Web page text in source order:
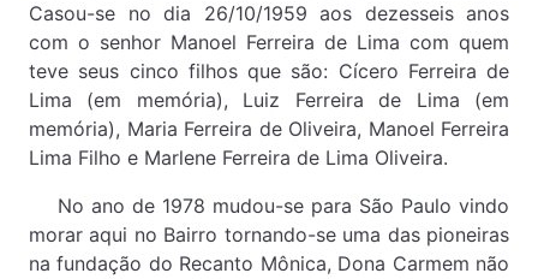
Casou-se no dia 26/10/1959 aos dezesseis anos
com o senhor Manoel Ferreira de Lima com quem
teve seus cinco filhos que são: Cícero Ferreira de
Lima (em memória), Luiz Ferreira de Lima (em
memória), Maria Ferreira de Oliveira, Manoel Ferreira
Lima Filho e Marlene Ferreira de Lima Oliveira.
No ano de 1978 mudou-se para São Paulo vindo
morar aqui no Bairro tornando-se uma das pioneiras
na fundação do Recanto Mônica, Dona Carmem não